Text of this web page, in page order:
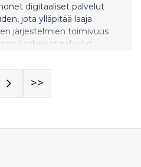
digitaaliset palvelut
jota ylläpitää laaja
järjestelmien toimivuus
keskeiset palvelut
viranomainen voi
mutta yhteiskunnan
>>